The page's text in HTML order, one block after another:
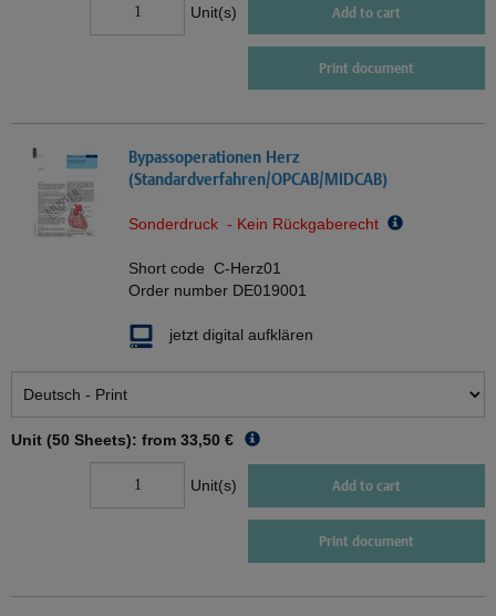
Unit(s) Add to cart
Print document
Bypassoperationen Herz
(Standardverfahren/OPCAB/MIDCAB)
Sonderdruck - Kein Rückgaberecht
Short code C-Herz01
Order number DE019001
jetzt digital aufklären
Unit (50 Sheets): from 33,50 €
Unit(s) Add to cart
Print document